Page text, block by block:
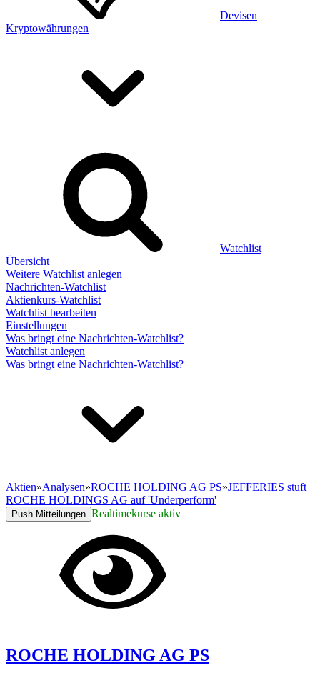
Devisen
Kryptowährungen
Watchlist
Übersicht
Weitere Watchlist anlegen
Nachrichten-Watchlist
Aktienkurs-Watchlist
Watchlist bearbeiten
Einstellungen
Was bringt eine Nachrichten-Watchlist?
Watchlist anlegen
Was bringt eine Nachrichten-Watchlist?
Aktien»Analysen»ROCHE HOLDING AG PS»JEFFERIES stuft
ROCHE HOLDINGS AG auf 'Underperform'
Push Mitteilungen Realtimekurse aktiv
ROCHE HOLDING AG PS